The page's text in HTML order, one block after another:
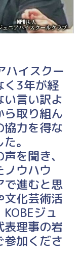
イスクー
く3年が経
言い訳よ
ら取り組ん
協力を得な
。
を聞き、
ノウハウ
で進むと思
文化芸術活
ジュ
表理事の岩
加くださ